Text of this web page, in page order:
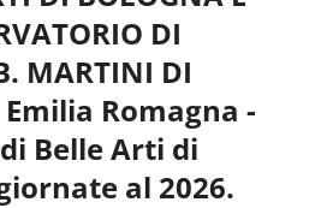
DI
MARTINI DI
Emilia Romagna -
Belle Arti di
al 2026.